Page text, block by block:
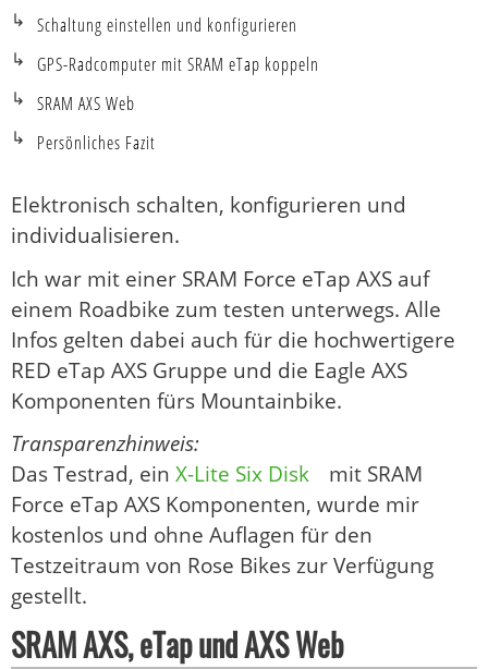
Elektronisch schalten, konfigurieren und
individualisieren.
Ich war mit einer SRAM Force eTap AXS auf
einem Roadbike zum testen unterwegs. Alle
Infos gelten dabei auch für die hochwertigere
RED eTap AXS Gruppe und die Eagle AXS
Komponenten fürs Mountainbike.
Transparenzhinweis:
Das Testrad, ein X-Lite Six Disk
mit SRAM
Force eTap AXS Komponenten, wurde mir
kostenlos und ohne Auflagen für den
Testzeitraum von Rose Bikes zur Verfügung
gestellt.
SRAM AXS, eTap und AXS Web
Schaltung einstellen und konfigurieren
GPS-Radcomputer mit SRAM eTap koppeln
SRAM AXS Web
Persönliches Fazit